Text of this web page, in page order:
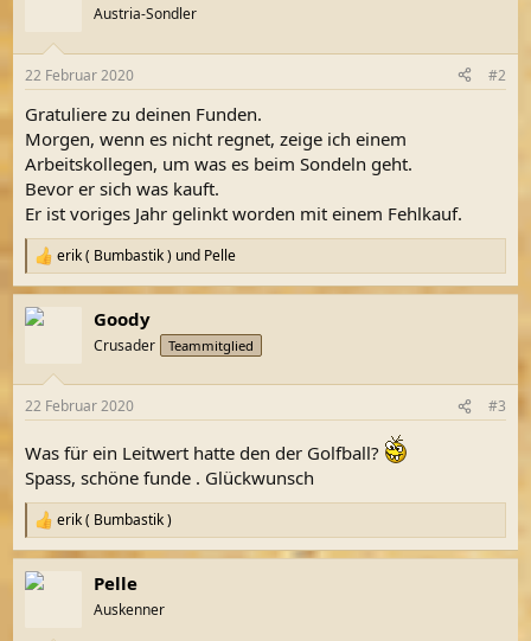
e
:
Austria-Sondler
22 Februar 2020 #2
Gratuliere zu deinen Funden.
Morgen, wenn es nicht regnet, zeige ich einem
Arbeitskollegen, um was es beim Sondeln geht.
Bevor er sich was kauft.
Er ist voriges Jahr gelinkt worden mit einem Fehlkauf.
R
e
a
k
e
:
erik ( Bumbastik ) und Pelle
Goody
Crusader Teammitglied
22 Februar 2020 #3
Was für ein Leitwert hatte den der Golfball?
Spass, schöne funde . Glückwunsch
R
e
a
k
erik ( Bumbastik )
Pelle
Auskenner